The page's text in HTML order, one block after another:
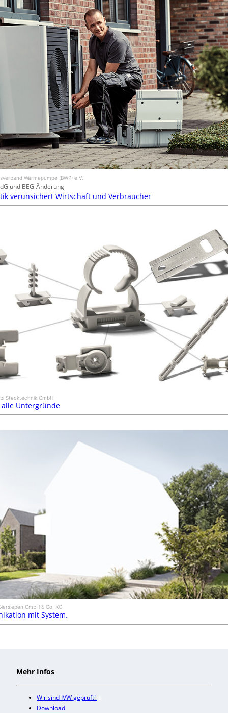
Wärmepumpe (BWP) e.V.
und BEG-Änderung
verunsichert Wirtschaft und Verbraucher
Stecktechnik GmbH
Untergründe
GmbH & Co. KG
mit System.
Mehr Infos
Wir sind IVW geprüft!
Download